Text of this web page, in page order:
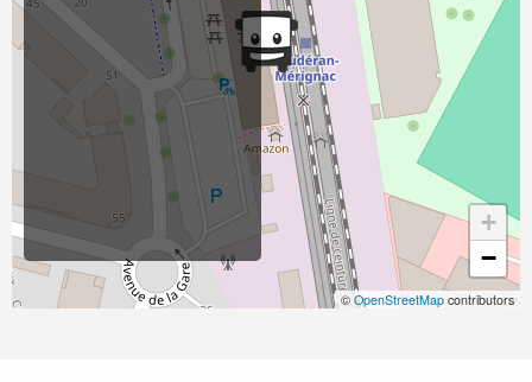
+
−
© OpenStreetMap contributors